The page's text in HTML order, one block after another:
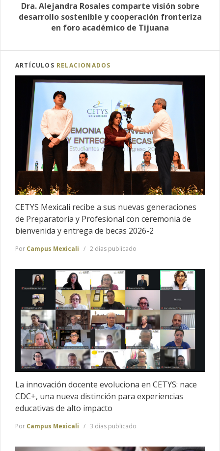
Dra. Alejandra Rosales comparte visión sobre
desarrollo sostenible y cooperación fronteriza
en foro académico de Tijuana
ARTÍCULOS RELACIONADOS
CETYS Mexicali recibe a sus nuevas generaciones
de Preparatoria y Profesional con ceremonia de
bienvenida y entrega de becas 2026-2
Por Campus Mexicali 2 días publicado
La innovación docente evoluciona en CETYS: nace
CDC+, una nueva distinción para experiencias
educativas de alto impacto
Por Campus Mexicali 3 días publicado